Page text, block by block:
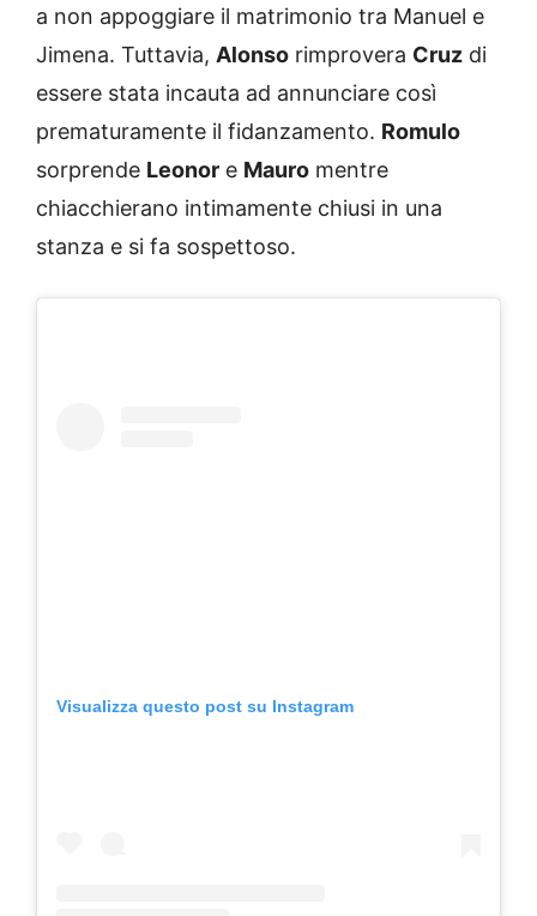
a non appoggiare il matrimonio tra Manuel e
Jimena. Tuttavia, Alonso rimprovera Cruz di
essere stata incauta ad annunciare così
prematuramente il fidanzamento. Romulo
sorprende Leonor e Mauro mentre
chiacchierano intimamente chiusi in una
stanza e si fa sospettoso.
Visualizza questo post su Instagram